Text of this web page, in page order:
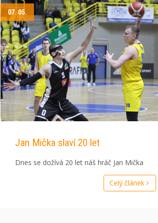
07. 05.
Jan Mička slaví 20 let
Dnes se dožívá 20 let náš hráč Jan Mička
Celý článek